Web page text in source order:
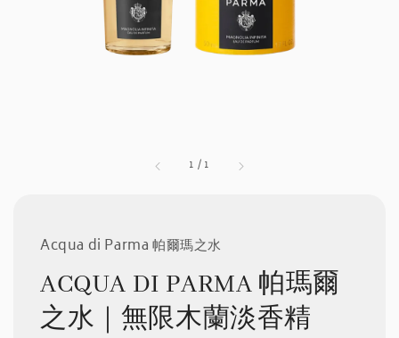
1 / 1
Acqua di Parma 帕爾瑪之水
ACQUA DI PARMA 帕瑪爾
之水｜無限木蘭淡香精